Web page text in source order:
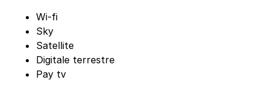
Wi-fi
Sky
Satellite
Digitale terrestre
Pay tv